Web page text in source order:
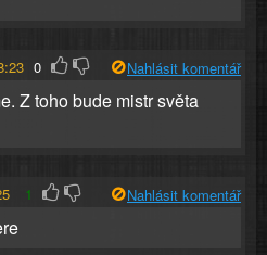
0 Nahlásit komentář
Z toho bude mistr světa
1 Nahlásit komentář